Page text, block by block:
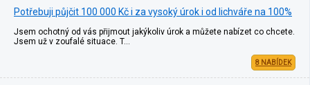
Potřebuji půjčit 100 000 Kč i za vysoký úrok i od lichváře na 100%
Jsem ochotný od vás přijmout jakýkoliv úrok a můžete nabízet co chcete.
Jsem už v zoufalé situace. T…
8 NABÍDEK